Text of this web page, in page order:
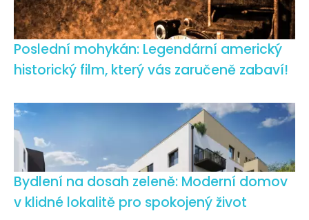
Poslední mohykán: Legendární americký
historický film, který vás zaručeně zabaví!
Bydlení na dosah zeleně: Moderní domov
v klidné lokalitě pro spokojený život